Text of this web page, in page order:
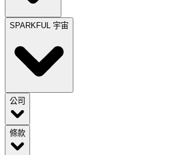
SPARKFUL 宇宙
公司
條款